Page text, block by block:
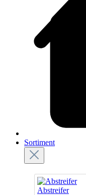
Sortiment
Abstreifer